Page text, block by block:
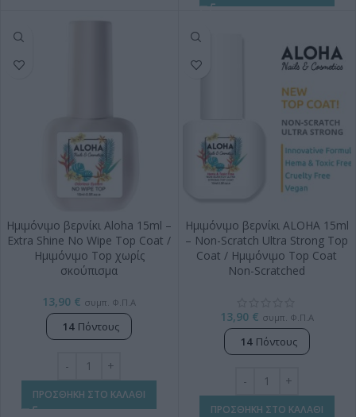
Ημιμόνιμο βερνίκι Aloha 15ml –
Extra Shine No Wipe Top Coat /
Ημιμόνιμο Top χωρίς
σκούπισμα
13,90 € συμπ. Φ.Π.Α
14 Πόντους
ΠΡΟΣΘΗΚΗ ΣΤΟ ΚΑΛΑΘΙ
Ημιμόνιμο βερνίκι ALOHA 15ml
– Non-Scratch Ultra Strong Top
Coat / Ημιμόνιμο Top Coat
Non-Scratched
13,90 € συμπ. Φ.Π.Α
14 Πόντους
ΠΡΟΣΘΗΚΗ ΣΤΟ ΚΑΛΑΘΙ